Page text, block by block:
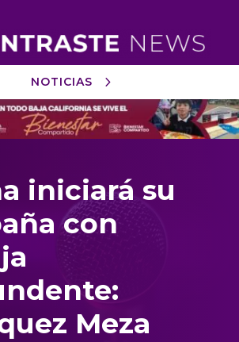
NOTICIAS
iniciará su
con
Meza